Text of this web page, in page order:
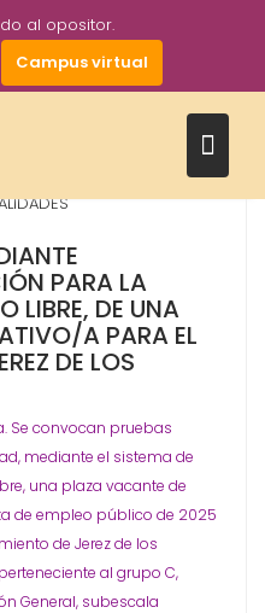
al opositor.
Campus virtual
Ayuntamientos - Corp.
PARA LA
LIBRE, DE UNA
A PARA EL
DE LOS
Se convocan pruebas
mediante el sistema de
una plaza vacante de
de empleo público de 2025
de Jerez de los
al grupo C,
General, subescala